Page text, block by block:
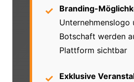
Branding-
Unternehmenslogo
Botschaft werden
Plattform sichtbar
Exklusive